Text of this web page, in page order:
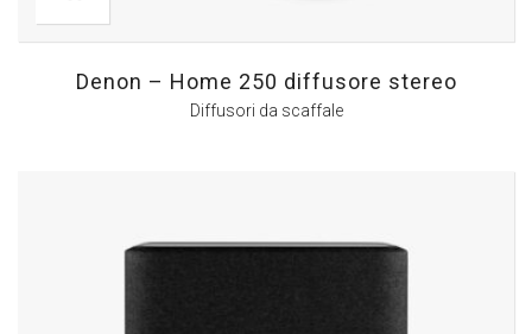
Denon – Home 250 diffusore stereo
Diffusori da scaffale